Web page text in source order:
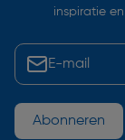
inspiratie
Abonneren